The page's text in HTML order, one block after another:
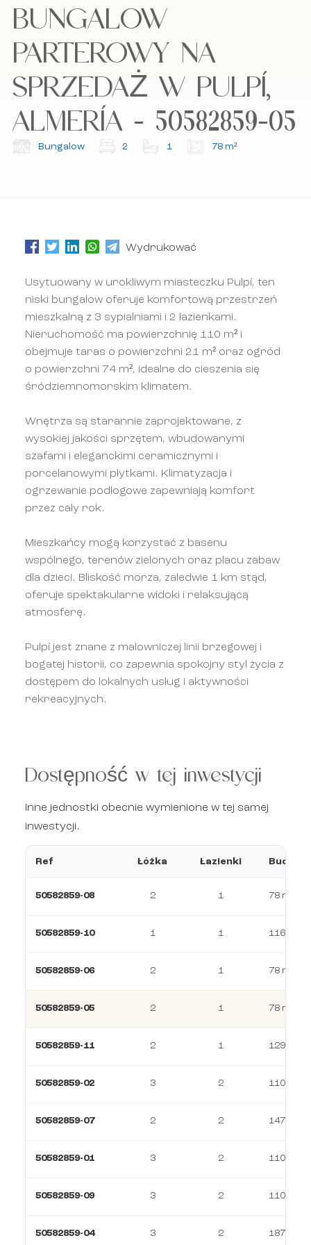
Akceptuję politykę cookies, politykę
prywatności oraz regulamin.
Zapisz się do naszego newslettera.
Akceptuję politykę cookies, politykę
prywatności oraz regulamin.
Zapisz się do naszego newslettera.
BUNGALOW
PARTEROWY NA
SPRZEDAŻ W PULPÍ,
ALMERÍA - 50582859-05
Bungalow 2 1 78 m²
Wydrukować
Usytuowany w urokliwym miasteczku Pulpí, ten
niski bungalow oferuje komfortową przestrzeń
mieszkalną z 3 sypialniami i 2 łazienkami.
Nieruchomość ma powierzchnię 110 m² i
obejmuje taras o powierzchni 21 m² oraz ogród
o powierzchni 74 m², idealne do cieszenia się
śródziemnomorskim klimatem.
Wnętrza są starannie zaprojektowane, z
wysokiej jakości sprzętem, wbudowanymi
szafami i eleganckimi ceramicznymi i
porcelanowymi płytkami. Klimatyzacja i
ogrzewanie podłogowe zapewniają komfort
przez cały rok.
Mieszkańcy mogą korzystać z basenu
wspólnego, terenów zielonych oraz placu zabaw
dla dzieci. Bliskość morza, zaledwie 1 km stąd,
oferuje spektakularne widoki i relaksującą
atmosferę.
Pulpí jest znane z malowniczej linii brzegowej i
bogatej historii, co zapewnia spokojny styl życia z
dostępem do lokalnych usług i aktywności
rekreacyjnych.
Dostępność w tej inwestycji
Inne jednostki obecnie wymienione w tej samej
inwestycji.
Ref Łóżka Łazienki Budowa
50582859-08 2 1 78 m²
50582859-10 1 1 116 m²
50582859-06 2 1 78 m²
50582859-05 2 1 78 m²
50582859-11 2 1 129 m²
50582859-02 3 2 110 m²
50582859-07 2 2 147 m²
50582859-01 3 2 110 m²
50582859-09 3 2 110 m²
50582859-04 3 2 187 m²